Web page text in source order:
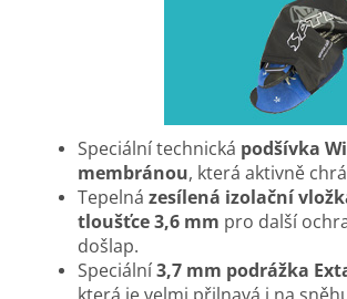
Speciální technická podšívka
membránou, která aktivně
Tepelná zesílená izolační
tloušťce 3,6 mm pro další
došlap.
Speciální3,7 mm podrážka